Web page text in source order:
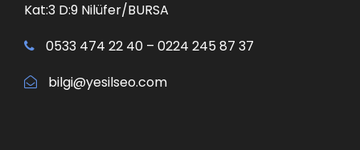
Kat:3 D:9 Nilüfer/BURSA
0533 474 22 40 – 0224 245 87 37
bilgi@yesilseo.com